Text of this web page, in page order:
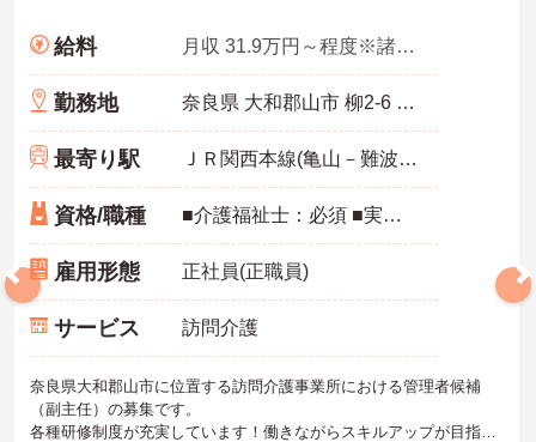
給料 月収 31.9万円～程度※諸手当込み
勤務地 奈良県 大和郡山市 柳2-6 三村テナント1号室
最寄り駅 ＪＲ関西本線(亀山－難波)「郡山(奈良)駅」徒歩10分
資格/職種 ■介護福祉士：必須 ■実務経験：必須（実務経験5年以上(ヘルパー、サ責経験)
雇用形態 正社員(正職員)
サービス 訪問介護
奈良県大和郡山市に位置する訪問介護事業所における管理者候補
（副主任）の募集です。
各種研修制度が充実しています！働きながらスキルアップが目指せ